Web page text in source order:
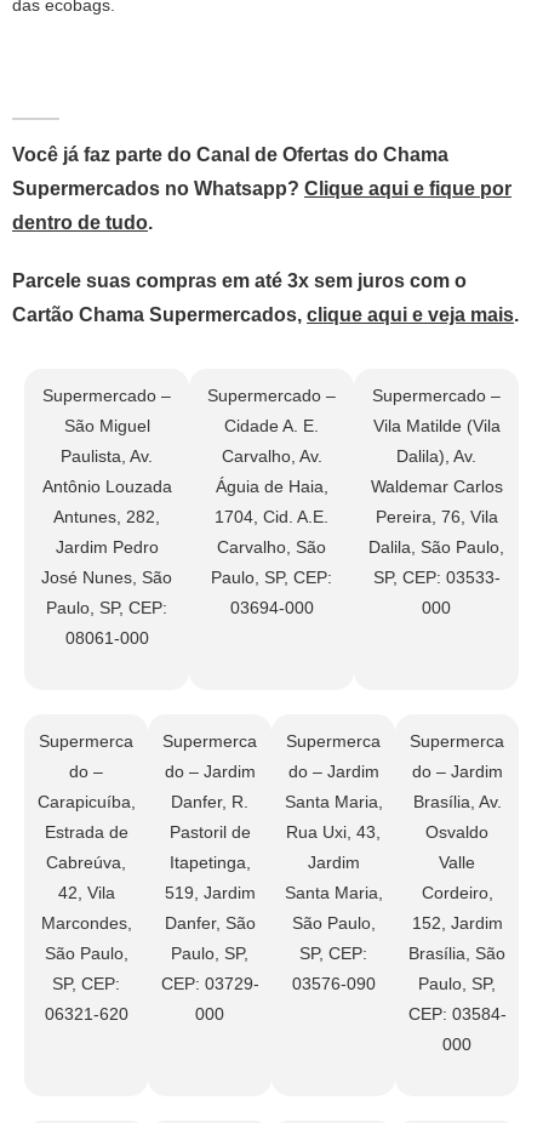
das ecobags.
Você já faz parte do Canal de Ofertas do Chama
Supermercados no Whatsapp? Clique aqui e fique por
dentro de tudo.
Parcele suas compras em até 3x sem juros com o
Cartão Chama Supermercados, clique aqui e veja mais.
Supermercado –
São Miguel
Paulista, Av.
Antônio Louzada
Antunes, 282,
Jardim Pedro
José Nunes, São
Paulo, SP, CEP:
08061-000
Supermercado –
Cidade A. E.
Carvalho, Av.
Águia de Haia,
1704, Cid. A.E.
Carvalho, São
Paulo, SP, CEP:
03694-000
Supermercado –
Vila Matilde (Vila
Dalila), Av.
Waldemar Carlos
Pereira, 76, Vila
Dalila, São Paulo,
SP, CEP: 03533-
000
Supermerca
do –
Carapicuíba,
Estrada de
Cabreúva,
42, Vila
Marcondes,
São Paulo,
SP, CEP:
06321-620
Supermerca
do – Jardim
Danfer, R.
Pastoril de
Itapetinga,
519, Jardim
Danfer, São
Paulo, SP,
CEP: 03729-
000
Supermerca
do – Jardim
Santa Maria,
Rua Uxi, 43,
Jardim
Santa Maria,
São Paulo,
SP, CEP:
03576-090
Supermerca
do – Jardim
Brasília, Av.
Osvaldo
Valle
Cordeiro,
152, Jardim
Brasília, São
Paulo, SP,
CEP: 03584-
000